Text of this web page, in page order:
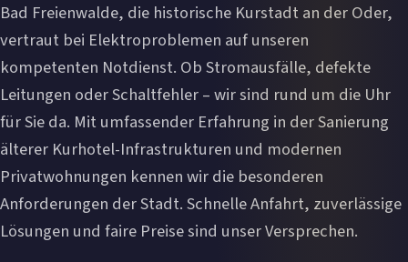
Bad Freienwalde, die historische Kurstadt an der Oder,
vertraut bei Elektroproblemen auf unseren
kompetenten Notdienst. Ob Stromausfälle, defekte
Leitungen oder Schaltfehler – wir sind rund um die Uhr
für Sie da. Mit umfassender Erfahrung in der Sanierung
älterer Kurhotel-Infrastrukturen und modernen
Privatwohnungen kennen wir die besonderen
Anforderungen der Stadt. Schnelle Anfahrt, zuverlässige
Lösungen und faire Preise sind unser Versprechen.